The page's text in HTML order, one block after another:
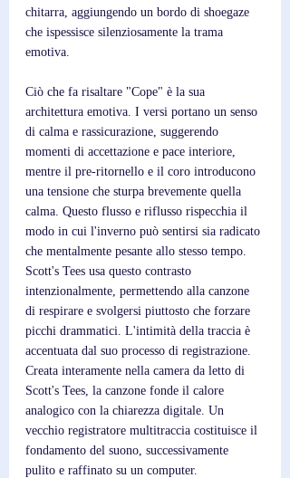
chitarra, aggiungendo un bordo di shoegaze
che ispessisce silenziosamente la trama
emotiva.
Ciò che fa risaltare "Cope" è la sua
architettura emotiva. I versi portano un senso
di calma e rassicurazione, suggerendo
momenti di accettazione e pace interiore,
mentre il pre-ritornello e il coro introducono
una tensione che sturpa brevemente quella
calma. Questo flusso e riflusso rispecchia il
modo in cui l'inverno può sentirsi sia radicato
che mentalmente pesante allo stesso tempo.
Scott's Tees usa questo contrasto
intenzionalmente, permettendo alla canzone
di respirare e svolgersi piuttosto che forzare
picchi drammatici. L'intimità della traccia è
accentuata dal suo processo di registrazione.
Creata interamente nella camera da letto di
Scott's Tees, la canzone fonde il calore
analogico con la chiarezza digitale. Un
vecchio registratore multitraccia costituisce il
fondamento del suono, successivamente
pulito e raffinato su un computer.